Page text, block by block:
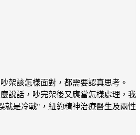
架該怎樣面對，都需要認真思考。
說話，吵完架後又應當怎樣處理，我
就是冷戰"，紐約精神治療醫生及兩性